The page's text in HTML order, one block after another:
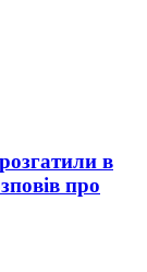
в
про